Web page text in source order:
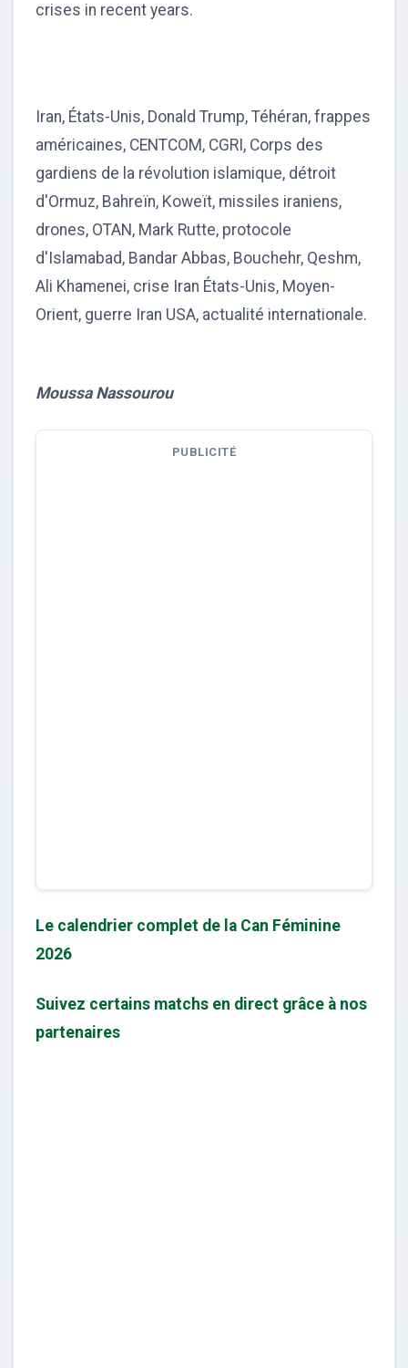
crises in recent years.
Iran, États-Unis, Donald Trump, Téhéran, frappes
américaines, CENTCOM, CGRI, Corps des
gardiens de la révolution islamique, détroit
d'Ormuz, Bahreïn, Koweït, missiles iraniens,
drones, OTAN, Mark Rutte, protocole
d'Islamabad, Bandar Abbas, Bouchehr, Qeshm,
Ali Khamenei, crise Iran États-Unis, Moyen-
Orient, guerre Iran USA, actualité internationale.
Moussa Nassourou
PUBLICITÉ
Le calendrier complet de la Can Féminine
2026
Suivez certains matchs en direct grâce à nos
partenaires